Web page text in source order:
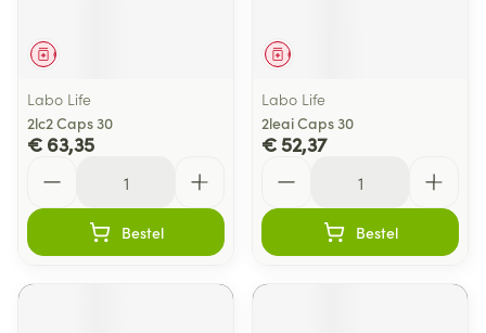
Geneesmiddel
Labo Life
2lc2 Caps 30
€ 63,35
Bestel
Geneesmiddel
Labo Life
2leai Caps 30
€ 52,37
Bestel